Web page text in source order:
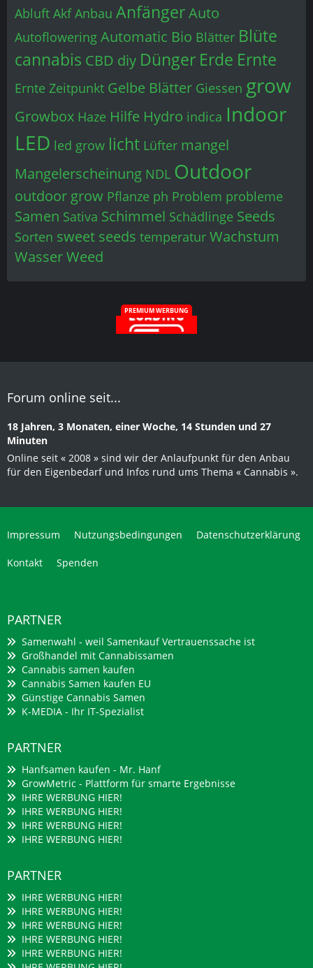
Abluft Akf Anbau AnfängerAuto
Autoflowering Automatic Bio Blätter Blüte
cannabis CBD diy Dünger Erde Ernte
Ernte Zeitpunkt Gelbe Blätter Giessen grow
Growbox Haze Hilfe Hydro indica Indoor
LED led grow licht Lüfter mangel
Mangelerscheinung NDL Outdoor
outdoor grow Pflanze ph Problem probleme
Samen Sativa Schimmel Schädlinge Seeds
Sorten sweet seeds temperatur Wachstum
WasserWeed
PREMIUM WERBUNG
Forum online seit...
18 Jahren, 3 Monaten, einer Woche, 14 Stunden und 27
Minuten
Online seit « 2008 » sind wir der Anlaufpunkt für den Anbau
für den Eigenbedarf und Infos rund ums Thema « Cannabis ».
Impressum Nutzungsbedingungen Datenschutzerklärung
Kontakt Spenden
PARTNER
Samenwahl - weil Samenkauf Vertrauenssache ist
Großhandel mit Cannabissamen
Cannabis samen kaufen
Cannabis Samen kaufen EU
Günstige Cannabis Samen
K-MEDIA - Ihr IT-Spezialist
PARTNER
Hanfsamen kaufen - Mr. Hanf
GrowMetric - Plattform für smarte Ergebnisse
IHRE WERBUNG HIER!
IHRE WERBUNG HIER!
IHRE WERBUNG HIER!
IHRE WERBUNG HIER!
PARTNER
IHRE WERBUNG HIER!
IHRE WERBUNG HIER!
IHRE WERBUNG HIER!
IHRE WERBUNG HIER!
IHRE WERBUNG HIER!